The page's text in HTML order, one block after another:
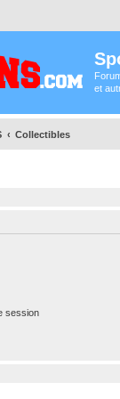
et
Collectibles
session